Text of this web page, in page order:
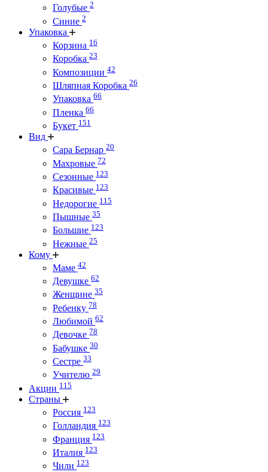
Голубые 2
Синие 2
Упаковка
Корзина 16
Коробка 23
Композиции 42
Шляпная Коробка 26
Упаковка 66
Пленка 66
Букет 151
Вид
Сара Бернар 20
Махровые 72
Сезонные 123
Красивые 123
Недорогие 115
Пышные 35
Большие 123
Нежные 25
Кому
Маме 42
Девушке 62
Женщине 35
Ребенку 78
Любимой 62
Девочке 78
Бабушке 30
Сестре 33
Учителю 29
Акции 115
Страны
Россия 123
Голландия 123
Франция 123
Италия 123
Чили 123